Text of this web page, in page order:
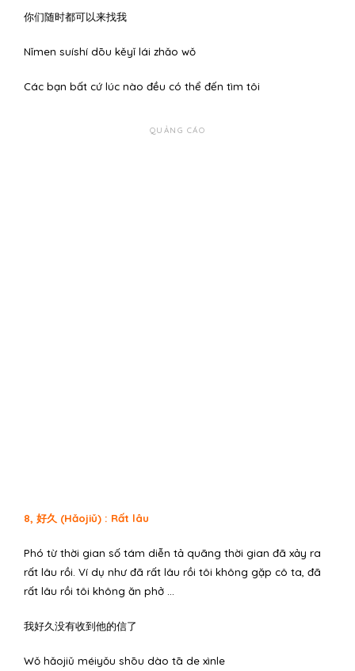
你们随时都可以来找我
Nǐmen suíshí dōu kěyǐ lái zhǎo wǒ
Các bạn bất cứ lúc nào đều có thể đến tìm tôi
QUẢNG CÁO
8, 好久 (Hǎojiǔ) : Rất lâu
Phó từ thời gian số tám diễn tả quãng thời gian đã xảy ra
rất lâu rồi. Ví dụ như đã rất lâu rồi tôi không gặp cô ta, đã
rất lâu rồi tôi không ăn phở …
我好久没有收到他的信了
Wǒ hǎojiǔ méiyǒu shōu dào tā de xìnle